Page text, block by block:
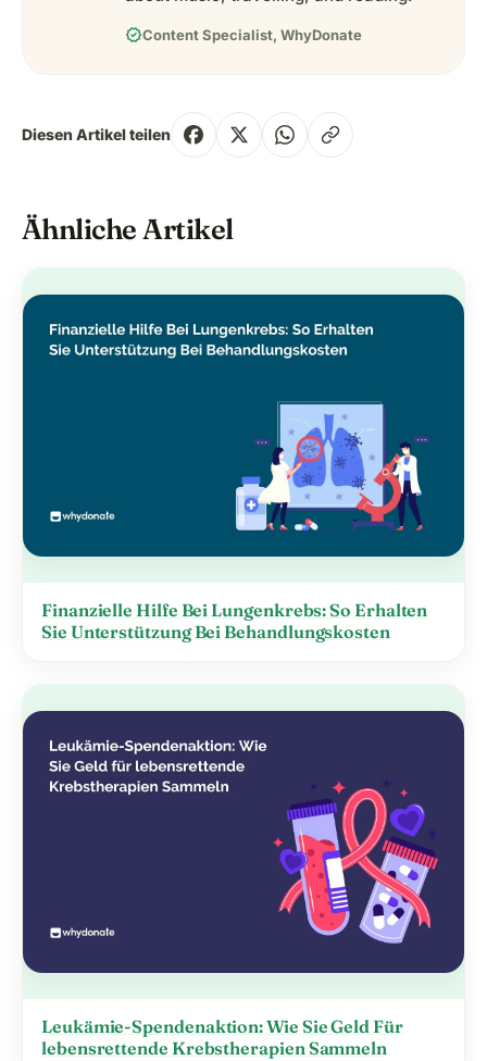
verifiedContent Specialist, WhyDonate
Diesen Artikel teilen
Ähnliche Artikel
Finanzielle Hilfe Bei Lungenkrebs: So Erhalten
Sie Unterstützung Bei Behandlungskosten
Leukämie-Spendenaktion: Wie Sie Geld Für
lebensrettende Krebstherapien Sammeln